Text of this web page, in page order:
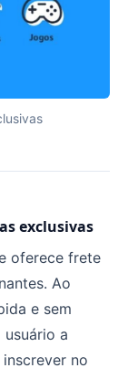
exclusivas
oferece frete
Ao
e sem
a
no